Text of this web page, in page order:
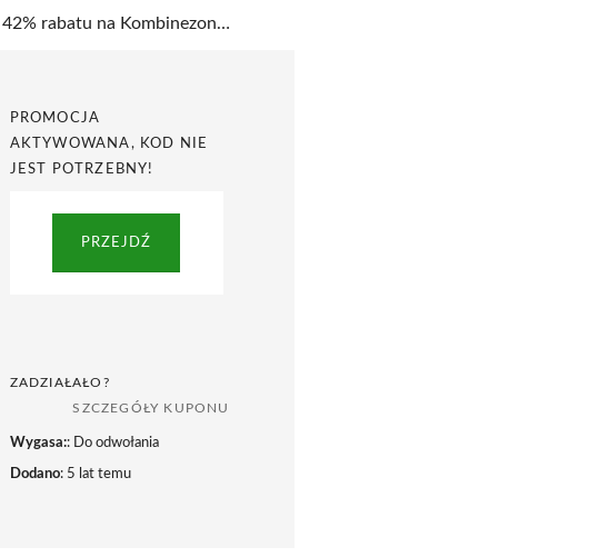
Aż 42% rabatu na Kombinezony w Greenpoint
PROMOCJA
AKTYWOWANA, KOD NIE
JEST POTRZEBNY!
PRZEJDŹ
ZADZIAŁAŁO?
SZCZEGÓŁY KUPONU
Wygasa:: Do odwołania
Dodano: 5 lat temu